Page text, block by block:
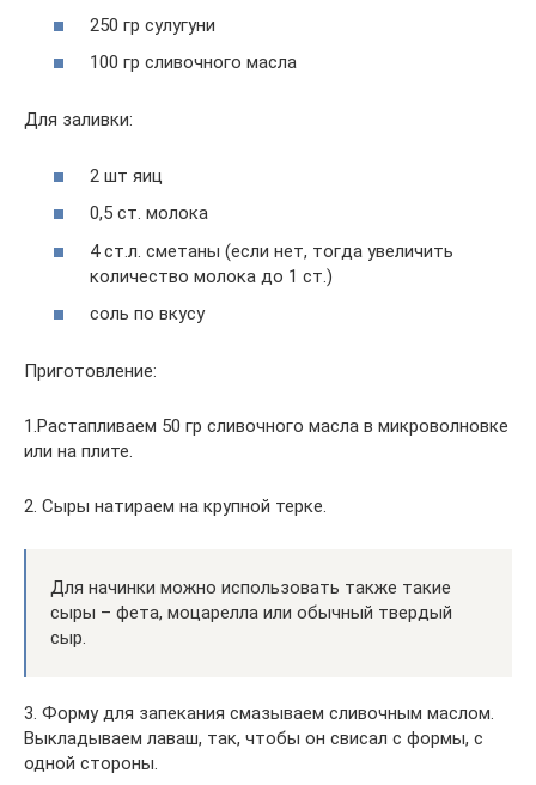
250 гр сулугуни
100 гр сливочного масла
Для заливки:
2 шт яиц
0,5 ст. молока
4 ст.л. сметаны (если нет, тогда увеличить
количество молока до 1 ст.)
соль по вкусу
Приготовление:
1.Растапливаем 50 гр сливочного масла в микроволновке
или на плите.
2. Сыры натираем на крупной терке.
Для начинки можно использовать также такие
сыры – фета, моцарелла или обычный твердый
сыр.
3. Форму для запекания смазываем сливочным маслом.
Выкладываем лаваш, так, чтобы он свисал с формы, с
одной стороны.